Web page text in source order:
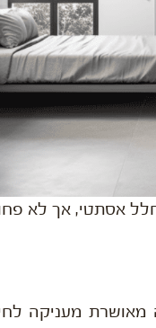
אסתטי, אך לא
מעניקה